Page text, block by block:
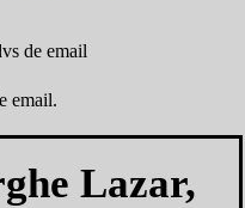
de email
email.
Lazar,